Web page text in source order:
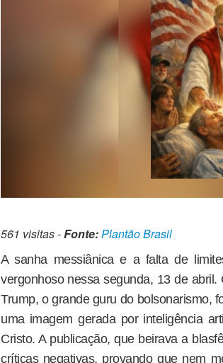
561 visitas -Fonte:Plantão Brasil
A sanha messiânica e a falta de
vergonhoso nessa segunda, 13 de
Trump, o grande guru do bolsonarismo,
uma imagem gerada por inteligência
Cristo. A publicação, que beirava a
críticas negativas, provando que nem